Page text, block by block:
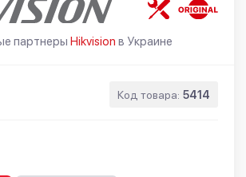
партнеры Hikvision в Украине
Код товара: 5414